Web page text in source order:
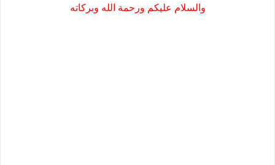
والسلام عليكم ورحمة الله وبركاته